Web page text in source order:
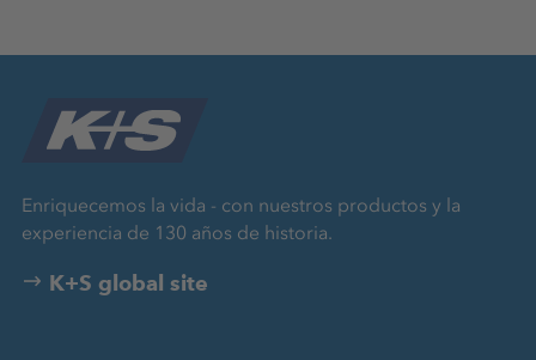
Enriquecemos la vida - con nuestros productos y la
experiencia de 130 años de historia.
K+S global site